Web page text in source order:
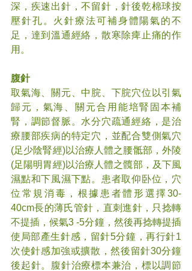
深，疾速出針，不留針，針後乾棉球按
壓針孔。火針療法可補身體陽氣的不
足，達到溫通經絡，散寒除痺止痛的作
用。
腹針
取氣海、關元、中脘、下脘穴位以引氣
歸元，氣海、關元合用能培腎固本補
腎，調節督脈。水分穴疏通經絡，是治
療腰部疾病的特定穴，並配合雙側氣穴
(足少陰腎經)以治療人體之腰骶部，外陵
(足陽明胃經)以治療人體之髖部，及下風
濕點和下風濕下點。患者取仰卧位，穴
位常規消毒，根據患者體形選擇30-
40cm長的薄氏管針，直刺進針，只捻轉
不提插，候氣3 -5分鐘，然後再捻轉提插
使局部產生針感，留針5分鐘，再行針1
次使針感加強或擴散，然後留針30分鐘
後起針。腹針治療標本兼治，標以調節